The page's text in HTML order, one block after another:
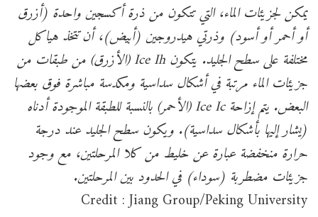
يمكن لجزيئات الماء، التي تتكون من ذرة أكسجين واحدة (أزرق
أو أحمر أو أسود) وذرتي هيدروجين (أبيض)، أن تتخذ هياكل
مختلفة على سطح الجليد. يتكون Ice Ih (الأزرق) من طبقات من
جزيئات الماء مرتبة في أشكال سداسية ومكدسة مباشرة فوق بعضها
البعض. يتم إزاحة Ice Ic (الأحمر) بالنسبة للطبقة الموجودة أدناه
(يشار إليها بأشكال سداسية). ويكون سطح الجليد عند درجة
حرارة منخفضة عبارة عن خليط من كلا المرحلتين، مع وجود
جزيئات مضطربة (سوداء) في الحدود بين المرحلتين.
Credit : Jiang Group/Peking University